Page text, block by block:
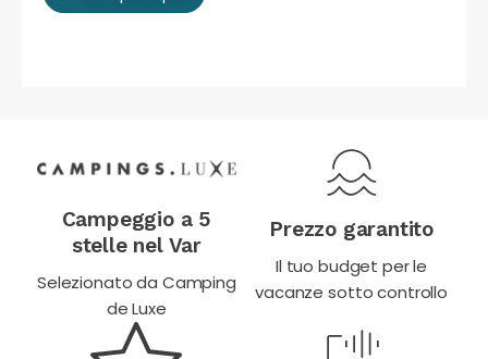
Campeggio a 5
stelle nel Var
Selezionato da Camping
de Luxe
Prezzo garantito
Il tuo budget per le
vacanze sotto controllo